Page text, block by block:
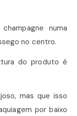
numa
no centro.
do produto é
mas que isso
por baixo